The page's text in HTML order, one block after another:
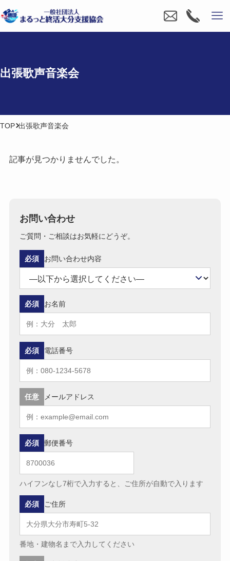
出張歌声音楽会
TOP 出張歌声音楽会
記事が見つかりませんでした。
お問い合わせ
ご質問・ご相談はお気軽にどうぞ。
お問い合わせ内容
必須
お名前
必須
電話番号
必須
メールアドレス
任意
郵便番号
必須
ハイフンなし7桁で入力すると、ご住所が自動で入ります
ご住所
必須
番地・建物名まで入力してください